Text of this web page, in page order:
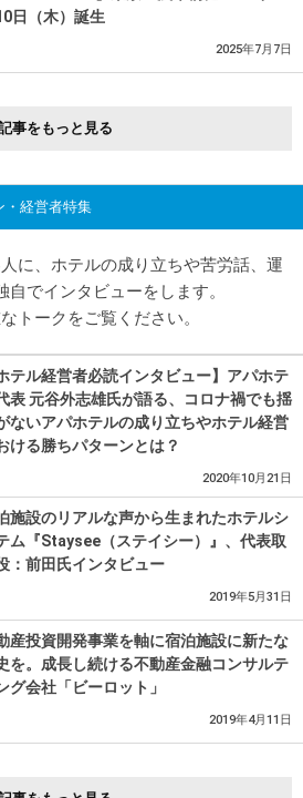
日（木）誕生
2025年7月7日
事をもっと見る
・経営者特集
に、ホテルの成り立ちや苦労話、運
自でインタビューをします。
トークをご覧ください。
ホテル経営者必読インタビュー】アパホテ
表 元谷外志雄氏が語る、コロナ禍でも揺
ないアパホテルの成り立ちやホテル経営
ける勝ちパターンとは？
2020年10月21日
施設のリアルな声から生まれたホテルシ
ム『Staysee（ステイシー）』、代表取
：前田氏インタビュー
2019年5月31日
産投資開発事業を軸に宿泊施設に新たな
を。成長し続ける不動産金融コンサルテ
グ会社「ビーロット」
2019年4月11日